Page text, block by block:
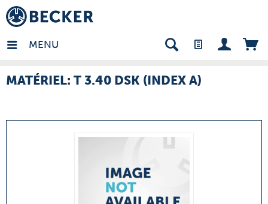
MENU
- FR
MATÉRIEL: T 3.40 DSK (INDEX A)